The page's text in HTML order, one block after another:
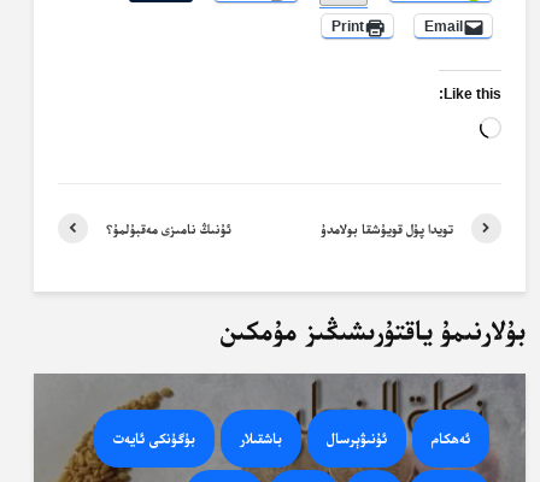
Email
Print
Like this:
Loading…
ئۇنىڭ نامىزى مەقبۇلمۇ؟ تويدا پۇل قويۇشقا بولامدۇ
بۇلارنىمۇ ياقتۇرىشىڭىز مۇمكىن
ئەھكام ئۇنىۋېرسال باشقىلار بۈگۈنكى ئايەت